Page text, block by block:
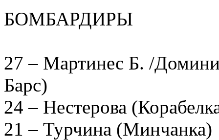
БОМБАРДИРЫ
27 – Мартинес Б. /
Барс)
24 – Нестерова
21 – Турчина (Минчанка)